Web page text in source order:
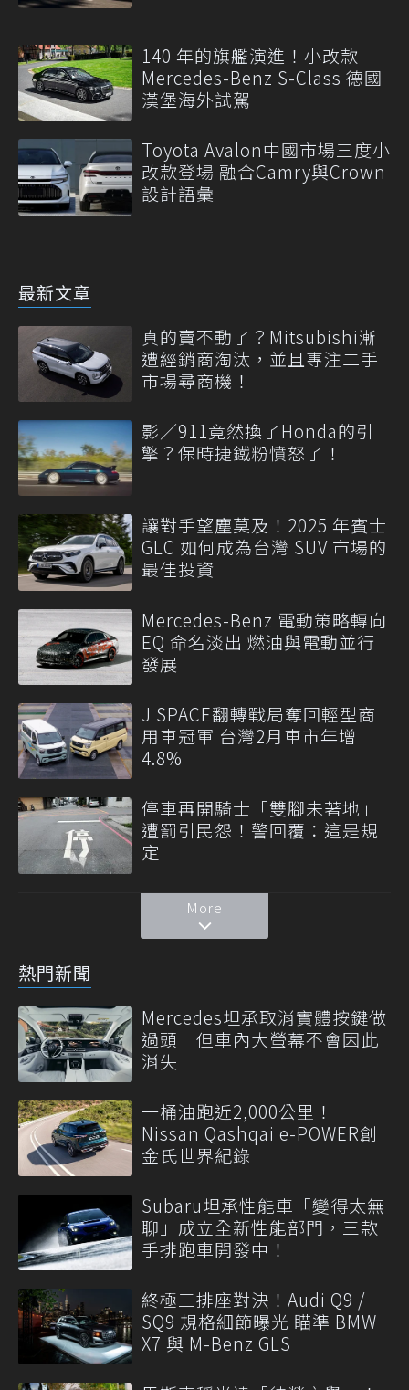
140 年的旗艦演進！小改款
Mercedes-Benz S-Class 德國
漢堡海外試駕
Toyota Avalon中國市場三度小
改款登場 融合Camry與Crown
設計語彙
最新文章
真的賣不動了？Mitsubishi漸
遭經銷商淘汰，並且專注二手
市場尋商機！
影／911竟然換了Honda的引
擎？保時捷鐵粉憤怒了！
讓對手望塵莫及！2025 年賓士
GLC 如何成為台灣 SUV 市場的
最佳投資
Mercedes-Benz 電動策略轉向
EQ 命名淡出 燃油與電動並行
發展
J SPACE翻轉戰局奪回輕型商
用車冠軍 台灣2月車市年增
4.8%
停車再開騎士「雙腳未著地」
遭罰引民怨！警回覆：這是規
定
More
熱門新聞
Mercedes坦承取消實體按鍵做
過頭 但車內大螢幕不會因此
消失
一桶油跑近2,000公里！
Nissan Qashqai e-POWER創
金氏世界紀錄
Subaru坦承性能車「變得太無
聊」成立全新性能部門，三款
手排跑車開發中！
終極三排座對決！Audi Q9 /
SQ9 規格細節曝光 瞄準 BMW
X7 與 M-Benz GLS